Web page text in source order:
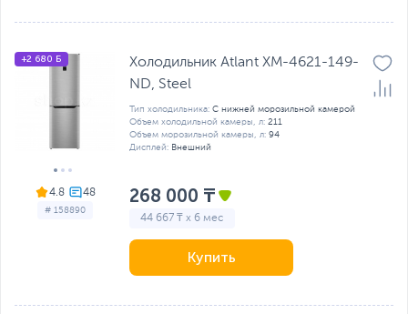
4.8
# 158890
+2 680 Б
Холодильник Atlant ХМ-4621-149-
ND, Steel
Тип холодильника: С нижней морозильной камерой
Объем холодильной камеры, л: 211
Объем морозильной камеры, л: 94
Дисплей: Внешний
268 000 ₸
44 667 ₸ x 6 мес
Купить